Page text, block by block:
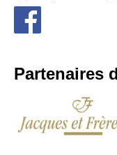
Partenaires